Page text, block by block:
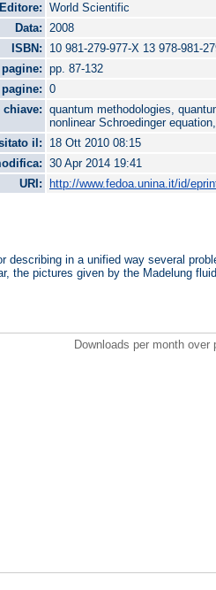
Editore:
World Scientific
Data:
2008
ISBN:
10 981-279-977-X 13 978-981-
pp. 87-132
0
chiave:
quantum methodologies,
nonlinear Schroedinger
il:
18 Ott 2010 08:15
30 Apr 2014 19:41
URI:
http://www.fedoa.unina.it/id/
describing in a unified way several
the pictures given by the Madelung
Downloads per month over